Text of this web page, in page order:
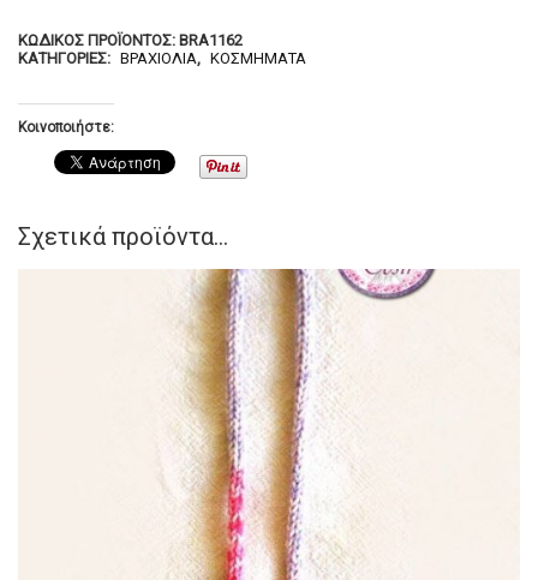
ΚΩΔΙΚΌΣ ΠΡΟΪΌΝΤΟΣ: BRA1162
ΚΑΤΗΓΟΡΊΕΣ: ΒΡΑΧΙΌΛΙΑ, ΚΟΣΜΉΜΑΤΑ
Κοινοποιήστε:
Σχετικά προϊόντα...